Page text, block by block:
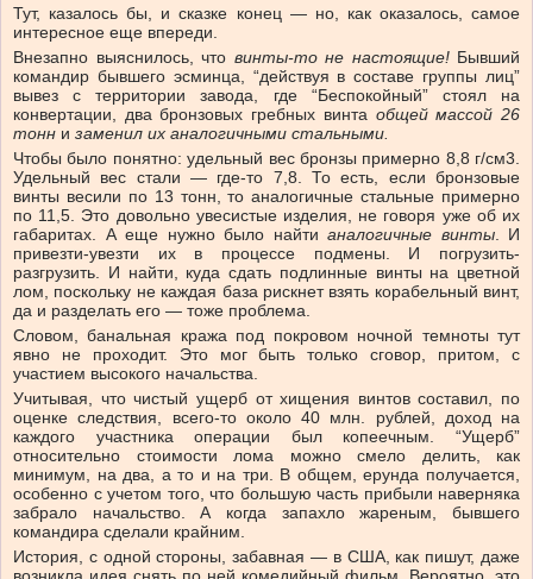
Тут, казалось бы, и сказке конец — но, как оказалось, самое
интересное еще впереди.
Внезапно выяснилось, что винты-то не настоящие!Бывший
командир бывшего эсминца, “действуя в составе группы лиц”
вывез с территории завода, где “Беспокойный” стоял на
конвертации, два бронзовых гребных винта общей массой 26
тонн и заменил их аналогичными стальными.
Чтобы было понятно: удельный вес бронзы примерно 8,8 г/см3.
Удельный вес стали — где-то 7,8. То есть, если бронзовые
винты весили по 13 тонн, то аналогичные стальные примерно
по 11,5. Это довольно увесистые изделия, не говоря уже об их
габаритах. А еще нужно было найти аналогичные винты. И
привезти-увезти их в процессе подмены. И погрузить-
разгрузить. И найти, куда сдать подлинные винты на цветной
лом, поскольку не каждая база рискнет взять корабельный винт,
да и разделать его — тоже проблема.
Словом, банальная кража под покровом ночной темноты тут
явно не проходит. Это мог быть только сговор, притом, с
участием высокого начальства.
Учитывая, что чистый ущерб от хищения винтов составил, по
оценке следствия, всего-то около 40 млн. рублей, доход на
каждого участника операции был копеечным. “Ущерб”
относительно стоимости лома можно смело делить, как
минимум, на два, а то и на три. В общем, ерунда получается,
особенно с учетом того, что большую часть прибыли наверняка
забрало начальство. А когда запахло жареным, бывшего
командира сделали крайним.
История, с одной стороны, забавная — в США, как пишут, даже